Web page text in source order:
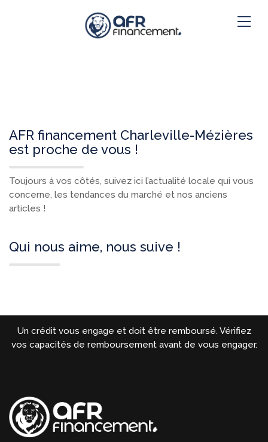
AFR financement Charleville-Mézières
est proche de vous !
Toujours à vos côtés, suivez ici l’actualité locale qui vous
concerne, les tendances du marché et nos anciens
articles !
Qui nous aime, nous suive !
Un crédit vous engage et doit être remboursé. Vérifiez
vos capacités de remboursement avant de vous engager.